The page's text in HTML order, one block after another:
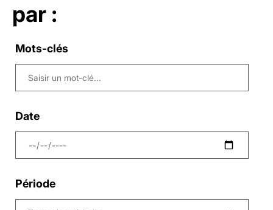
par :
Mots-clés
Date
Période